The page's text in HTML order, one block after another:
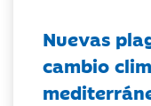
Nuevas
cambio